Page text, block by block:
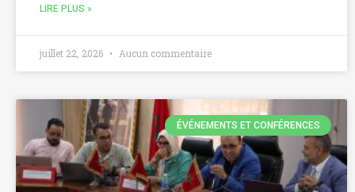
LIRE PLUS »
juillet 22, 2026 Aucun commentaire
ÉVÉNEMENTS ET CONFÉRENCES